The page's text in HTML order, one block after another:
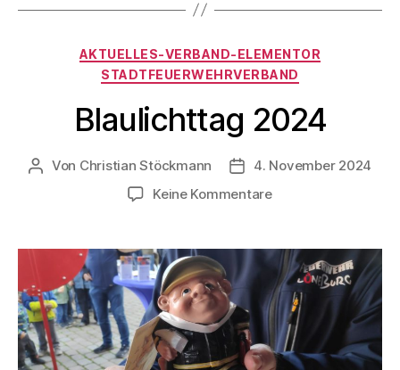
AKTUELLES-VERBAND-ELEMENTOR
STADTFEUERWEHRVERBAND
Blaulichttag 2024
Von Christian Stöckmann
4. November 2024
Keine Kommentare